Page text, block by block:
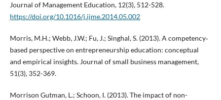
Journal of Management Education, 12(3), 512-528.
https://doi.org/10.1016/j.ijme.2014.05.002
Morris, M.H.; Webb, J.W.; Fu, J.; Singhal, S. (2013). A competency‐
based perspective on entrepreneurship education: conceptual
and empirical insights. Journal of small business management,
51(3), 352-369.
Morrison Gutman, L.; Schoon, I. (2013). The impact of non-